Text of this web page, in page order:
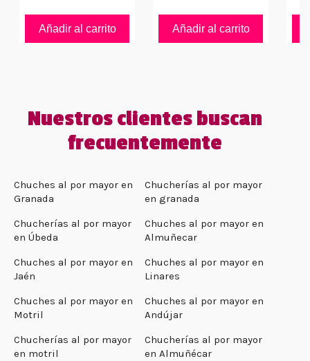
Añadir al carrito Añadir al carrito
Nuestros clientes buscan
frecuentemente
Chuches al por mayor en
Granada
Chucherías al por mayor
en granada
Chucherías al por mayor
en Úbeda
Chuches al por mayor en
Almuñecar
Chuches al por mayor en
Jaén
Chuches al por mayor en
Linares
Chuches al por mayor en
Motril
Chuches al por mayor en
Andújar
Chucherías al por mayor
en motril
Chucherías al por mayor
en Almuñécar